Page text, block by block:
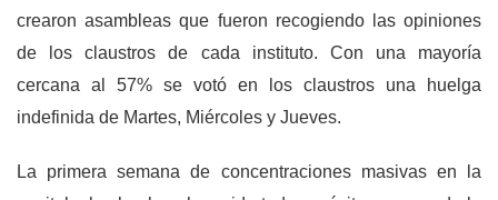
crearon asambleas que fueron recogiendo las opiniones
de los claustros de cada instituto. Con una mayoría
cercana al 57% se votó en los claustros una huelga
indefinida de Martes, Miércoles y Jueves.
La primera semana de concentraciones masivas en la